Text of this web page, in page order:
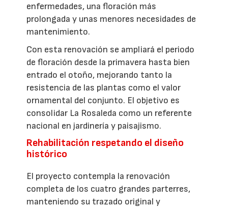
enfermedades, una floración más
prolongada y unas menores necesidades de
mantenimiento.
Con esta renovación se ampliará el periodo
de floración desde la primavera hasta bien
entrado el otoño, mejorando tanto la
resistencia de las plantas como el valor
ornamental del conjunto. El objetivo es
consolidar La Rosaleda como un referente
nacional en jardinería y paisajismo.
Rehabilitación respetando el diseño
histórico
El proyecto contempla la renovación
completa de los cuatro grandes parterres,
manteniendo su trazado original y